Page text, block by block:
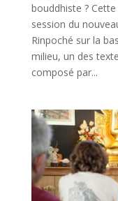
bouddhiste ?
session du
Rinpoché sur la
milieu, un des
composé par...